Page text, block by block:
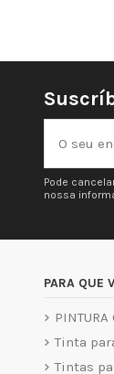
Pode
nossa
PARA QUE
PINTURA
Tinta
Tintas